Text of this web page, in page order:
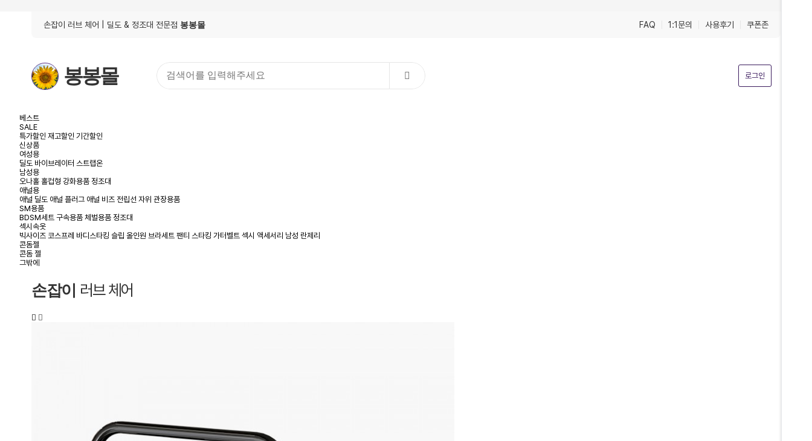
손잡이 러브 체어 | 딜도 & 정조대 전문점 봉봉몰 FAQ 1:1문의 사용후기 쿠폰존
봉봉몰 로그인
베스트
SALE
특가할인 재고할인 기간할인
신상품
여성용
딜도 바이브레이터 스트랩온
남성용
오나홀 홀컵형 강화용품 정조대
애널용
애널 딜도 애널 플러그 애널 비즈 전립선 자위 관장용품
SM용품
BDSM세트 구속용품 체벌용품 정조대
섹시속옷
빅사이즈 코스프레 바디스타킹 슬립 올인원 브라세트 팬티 스타킹 가터벨트 섹시 액세서리 남성 란제리
콘돔젤
콘돔 젤
그밖에
손잡이 러브 체어